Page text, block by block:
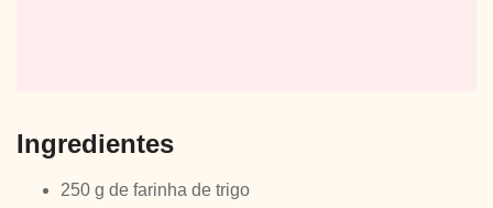
Ingredientes
250 g de farinha de trigo